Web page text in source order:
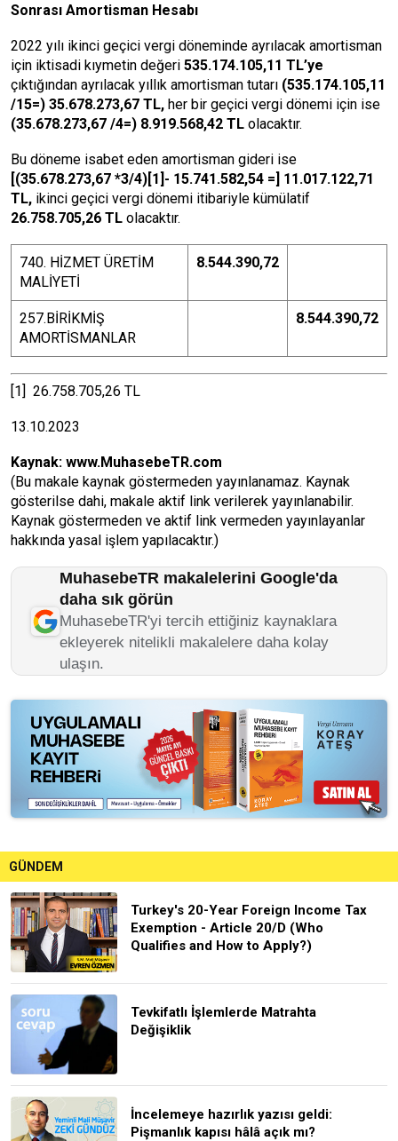
Sonrası Amortisman Hesabı
2022 yılı ikinci geçici vergi döneminde ayrılacak amortisman
için iktisadi kıymetin değeri 535.174.105,11 TL’ye
çıktığından ayrılacak yıllık amortisman tutarı (535.174.105,11
/15=) 35.678.273,67 TL, her bir geçici vergi dönemi için ise
(35.678.273,67 /4=) 8.919.568,42 TL olacaktır.
Bu döneme isabet eden amortisman gideri ise
[(35.678.273,67 *3/4)[1] - 15.741.582,54 =] 11.017.122,71
TL, ikinci geçici vergi dönemi itibariyle kümülatif
26.758.705,26 TL olacaktır.
740. HİZMET ÜRETİM
MALİYETİ
8.544.390,72
257.BİRİKMİŞ
AMORTİSMANLAR
8.544.390,72
[1] 26.758.705,26 TL
13.10.2023
Kaynak: www.MuhasebeTR.com
(Bu makale kaynak göstermeden yayınlanamaz. Kaynak
gösterilse dahi, makale aktif link verilerek yayınlanabilir.
Kaynak göstermeden ve aktif link vermeden yayınlayanlar
hakkında yasal işlem yapılacaktır.)
MuhasebeTR makalelerini Google'da
daha sık görün
MuhasebeTR'yi tercih ettiğiniz kaynaklara
ekleyerek nitelikli makalelere daha kolay
ulaşın.
GÜNDEM
Turkey's 20-Year Foreign Income Tax
Exemption - Article 20/D (Who
Qualifies and How to Apply?)
Tevkifatlı İşlemlerde Matrahta
Değişiklik
İncelemeye hazırlık yazısı geldi:
Pişmanlık kapısı hâlâ açık mı?